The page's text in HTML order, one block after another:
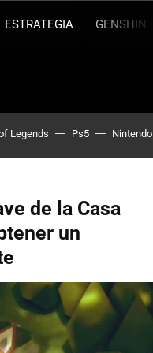
ESTRATEGIA GENSHIN
Legends Ps5
de la Casa
un